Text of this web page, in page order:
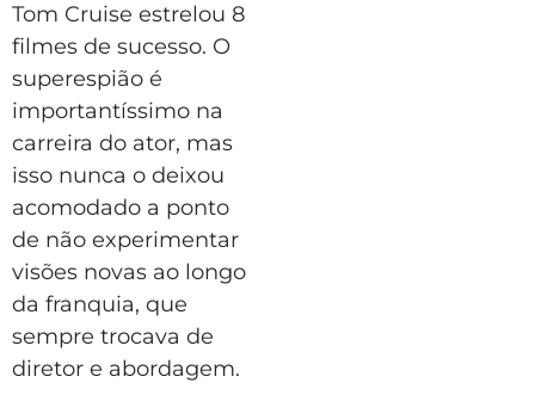
Tom Cruise estrelou 8
filmes de sucesso. O
superespião é
importantíssimo na
carreira do ator, mas
isso nunca o deixou
acomodado a ponto
de não experimentar
visões novas ao longo
da franquia, que
sempre trocava de
diretor e abordagem.